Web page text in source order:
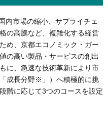
内市場の縮小、サプライチェ
の高騰など、複雑化する経営
め、京都エコノミック・ガー
の高い製品・サービスの創出
に、急速な技術革新により市
成長分野※」）へ積極的に挑
階に応じて3つのコースを設定